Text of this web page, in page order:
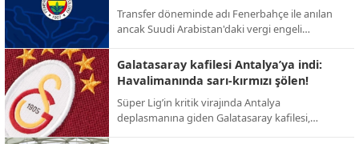
Transfer döneminde adı Fenerbahçe ile anılan
ancak Suudi Arabistan'daki vergi engeli
takas operasyonuyla Premier Lig'e geri dönüyor.
Galatasaray kafilesi Antalya’ya indi:
Havalimanında sarı-kırmızı şölen!
Süper Lig’in kritik virajında Antalya
deplasmanına giden Galatasaray kafilesi,